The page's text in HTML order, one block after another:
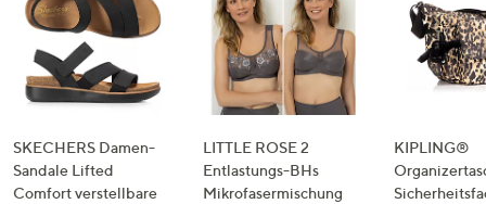
SKECHERS Damen-
Sandale Lifted
Comfort verstellbare
LITTLE ROSE 2
Entlastungs-BHs
Mikrofasermischung
KIPLING®